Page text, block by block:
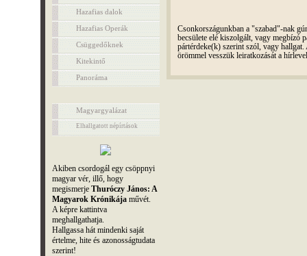
Hazafias dalok
Hazafias Operák
Csüggedőknek
Kitekintő
Panoráma
Magyargyalázat
Elhallgatott népírtások
Akiben csordogál egy csöppnyi
magyar vér, illő, hogy
megismerje Thuróczy János: A
Magyarok Krónikájaművét.
A képre kattintva
meghallgathatja.
Hallgassa hát mindenki saját
értelme, hite és azonosságtudata
szerint!
Csonkországunkban a "szabad"-nak
becsülete elé kiszolgált, vagy megbízó
pártérdeke(k) szerint szól, vagy
örömmel vesszük leiratkozását a